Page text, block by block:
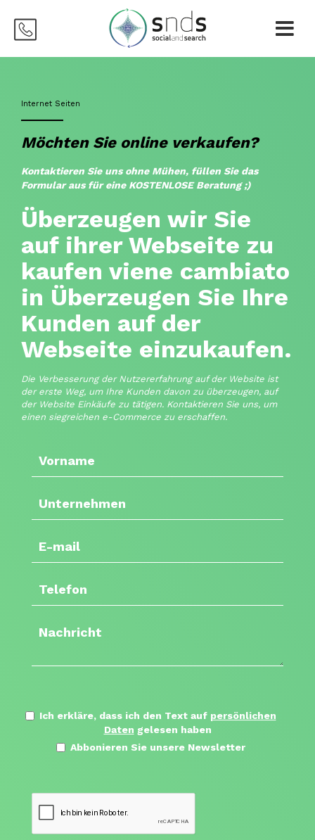
Internet Seiten
Möchten Sie online verkaufen?
Kontaktieren Sie uns ohne Mühen, füllen Sie das
Formular aus für eine KOSTENLOSE Beratung ;)
Überzeugen wir Sie
auf ihrer Webseite zu
kaufen viene cambiato
in Überzeugen Sie Ihre
Kunden auf der
Webseite einzukaufen.
Die Verbesserung der Nutzererfahrung auf der Website ist
der erste Weg, um Ihre Kunden davon zu überzeugen, auf
der Website Einkäufe zu tätigen. Kontaktieren Sie uns, um
einen siegreichen e-Commerce zu erschaffen.
Ich erkläre, dass ich den Text auf persönlichen
Daten gelesen haben
Abbonieren Sie unsere Newsletter